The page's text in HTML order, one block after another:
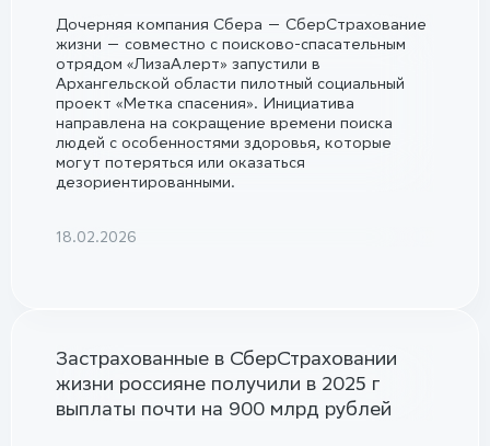
Дочерняя компания Сбера — СберСтрахование
жизни — совместно с поисково-спасательным
отрядом «ЛизаАлерт» запустили в
Архангельской области пилотный социальный
проект «Метка спасения». Инициатива
направлена на сокращение времени поиска
людей с особенностями здоровья, которые
могут потеряться или оказаться
дезориентированными.
18.02.2026
Застрахованные в СберСтраховании
жизни россияне получили в 2025 г
выплаты почти на 900 млрд рублей